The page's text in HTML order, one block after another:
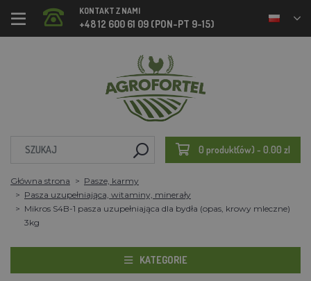
KONTAKT Z NAMI
+48 12 600 61 09 (PON-PT 9-15)
0 produkt(ów) - 0.00 zl
Główna strona
Pasze, karmy
Pasza uzupełniająca, witaminy, minerały
Mikros S4B-1 pasza uzupełniająca dla bydła (opas, krowy mleczne)
3kg
KATEGORIE